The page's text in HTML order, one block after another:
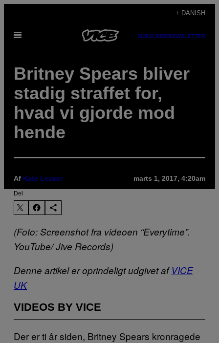
indhold
+ DANISH
Åbn
SUBSCRIBENEWSLETTER
Britney Spears bliver
stadig straffet for,
hvad vi gjorde mod
hende
Af Kate Leaver marts 1, 2017, 4:20am
Del
(Foto: Screenshot fra videoen “Everytime”.
YouTube/ Jive Records)
Denne artikel er oprindeligt udgivet afVICE
UK
VIDEOS BY VICE
Der er ti år siden, Britney Spears kronragede